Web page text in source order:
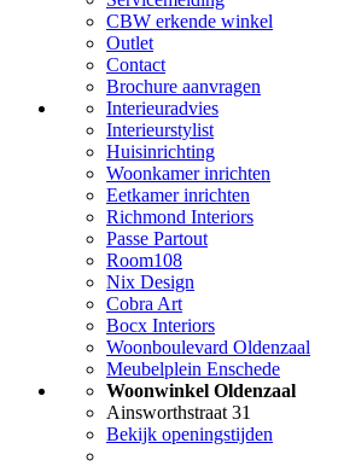
CBW erkende winkel
Outlet
Contact
Brochure aanvragen
Interieuradvies
Interieurstylist
Huisinrichting
Woonkamer inrichten
Eetkamer inrichten
Richmond Interiors
Passe Partout
Room108
Nix Design
Cobra Art
Bocx Interiors
Woonboulevard Oldenzaal
Meubelplein Enschede
Woonwinkel Oldenzaal
Ainsworthstraat 31
Bekijk openingstijden